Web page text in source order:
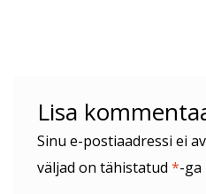
Lisa
Sinu e-postiaadressi ei
väljad on tähistatud *-ga